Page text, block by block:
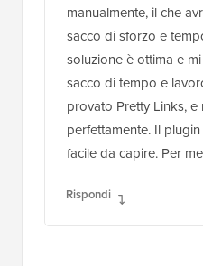
manualmente, il che
sacco di sforzo e
soluzione è ottima e
sacco di tempo e
provato Pretty Links, e
perfettamente. Il
facile da capire. Per
Rispondi